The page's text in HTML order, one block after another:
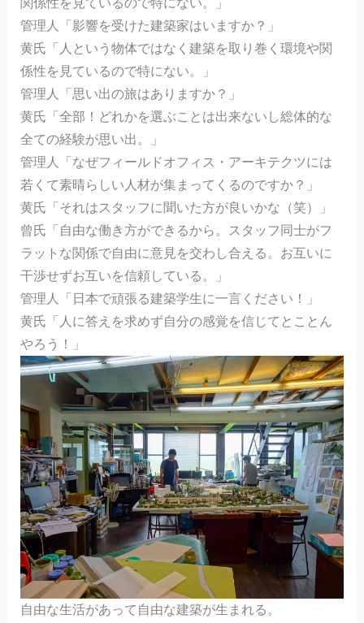
管理人「影響を受けた建築家はいますか？」
黄氏「人という物体ではなく建築を取り巻く環境や関
係性を見ているので特にない。」
管理人「思い出の旅はありますか？」
黄氏「全部！どれかを選ぶことは出来ないし総体的な
全ての経験が思い出。」
管理人「なぜフィールドオフィス・アーキテクツには
若くて素晴らしい人材が集まってくるのですか？」
黄氏「それはスタッフに聞いた方が良いかな（笑）」
曾氏「自由な働き方ができるから。スタッフ同士がフ
ラットな関係で自由に意見を交わし合える。お互いに
干渉せずお互いを信頼している。」
管理人「日本で頑張る建築学生に一言ください！」
黄氏「人に答えを求めず自分の感覚を信じてとことん
やろう！」
自由な生活があって自由な建築が生まれる。